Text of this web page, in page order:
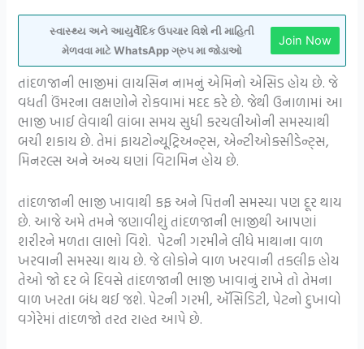
સ્વાસ્થ્ય અને આયુર્વેદિક ઉપચાર વિશે ની માહિતી
મેળવવા માટે WhatsApp ગ્રુપ મા જોડાઓ
Join Now
તાંદળજાની ભાજીમાં લાયસિન નામનું એમિનો એસિડ હોય છે. જે
વધતી ઉંમરના લક્ષણોને રોકવામાં મદદ કરે છે. જેથી ઉનાળામાં આ
ભાજી ખાઈ લેવાથી લાંબા સમય સુધી કરચલીઓની સમસ્યાથી
બચી શકાય છે. તેમાં ફાયટોન્યૂટ્રિઅન્ટ્સ, એન્ટીઓક્સીડેન્ટ્સ,
મિનરલ્સ અને અન્ય ઘણાં વિટામિન હોય છે.
તાંદળજાની ભાજી ખાવાથી કફ અને પિત્તની સમસ્યા પણ દૂર થાય
છે. આજે અમે તમને જણાવીશું તાંદળજાની ભાજીથી આપણાં
શરીરને મળતા લાભો વિશે. પેટની ગરમીને લીધે માથાના વાળ
ખરવાની સમસ્યા થાય છે. જે લોકોને વાળ ખરવાની તકલીફ હોય
તેઓ જો દર બે દિવસે તાંદળજાની ભાજી ખાવાનું રાખે તો તેમના
વાળ ખરતા બંધ થઈ જશે. પેટની ગરમી, ઍસિડિટી, પેટનો દુખાવો
વગેરેમાં તાંદળજો તરત રાહત આપે છે.